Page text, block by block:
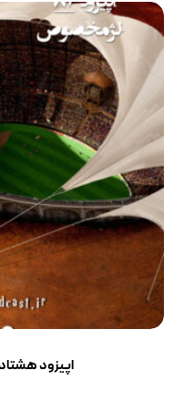
اپیزود